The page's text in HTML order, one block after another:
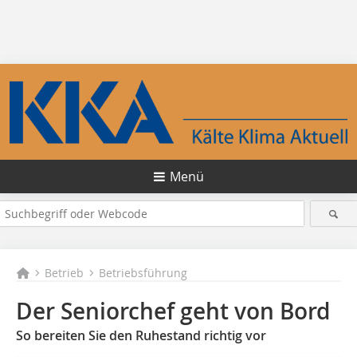
Menü
Betrieb Betriebsführung
Der Seniorchef geht von Bord
So bereiten Sie den Ruhestand richtig vor